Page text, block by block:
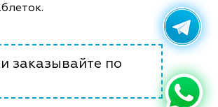
заказывайте по